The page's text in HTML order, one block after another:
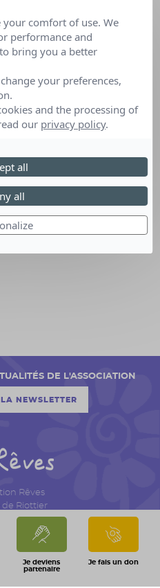
Je deviens
partenaire
Je fais un don
Rêves
de Riottier
– Limas
sur Saône Cedex
30 00
DE L'ASSOCIATION
NEWSLETTER
comfort of use. We
performance and
bring you a better
your preferences,
and the processing of
our privacy policy.
all
all